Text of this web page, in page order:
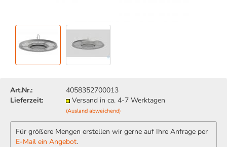
Art.Nr.:
4058352700013
Lieferzeit:
Versand in ca. 4-7 Werktagen
(Ausland abweichend)
Für größere Mengen erstellen wir gerne auf Ihre Anfrage per
E-Mail ein Angebot.